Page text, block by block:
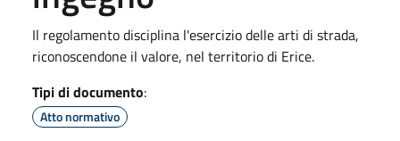
Il regolamento disciplina l'esercizio delle arti di strada,
riconoscendone il valore, nel territorio di Erice.
Tipi di documento:
Atto normativo